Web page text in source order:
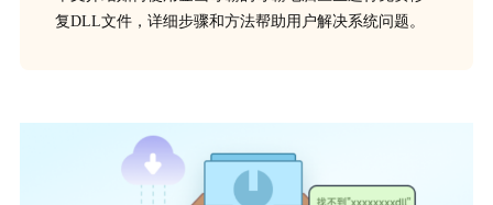
复DLL文件，详细步骤和方法帮助用户解决系统问题。